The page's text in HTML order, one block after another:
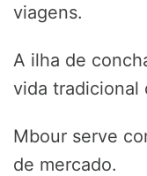
viagens.
A ilha de
vida tradicional
Mbour serve
de mercado.